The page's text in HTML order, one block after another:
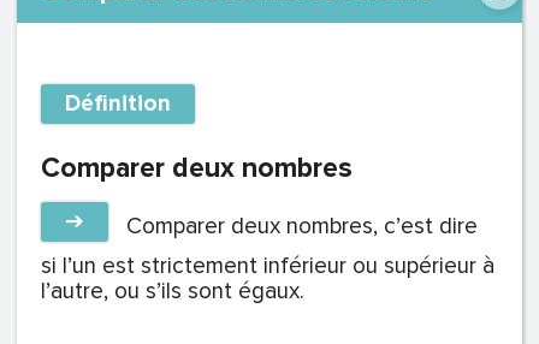
Définition
Comparer deux nombres
➔
Comparer deux nombres, c’est dire
si l’un est strictement inférieur ou supérieur à
l’autre, ou s’ils sont égaux.